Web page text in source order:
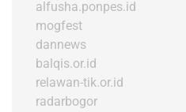
alfusha.ponpes.id
mogfest
dannews
balqis.or.id
relawan-tik.or.id
radarbogor